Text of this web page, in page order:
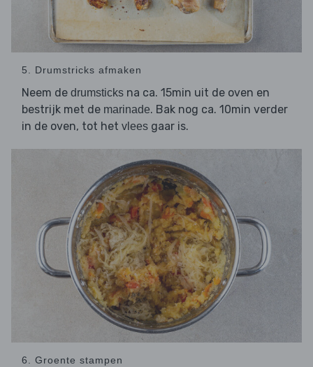
5. Drumstricks afmaken
Neem de drumsticks na ca. 15min uit de oven en
bestrijk met de marinade. Bak nog ca. 10min verder
in de oven, tot het vlees gaar is.
6. Groente stampen